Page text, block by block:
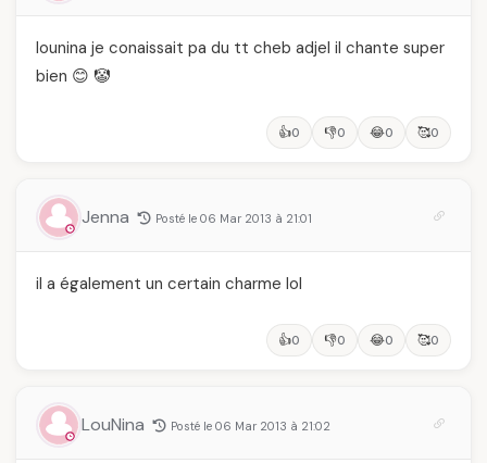
lounina je conaissait pa du tt cheb adjel il chante super
bien 😊 🤡
👍0 👎0 😂0 🥰0
Jenna Posté le 06 Mar 2013 à 21:01
il a également un certain charme lol
👍0 👎0 😂0 🥰0
LouNina Posté le 06 Mar 2013 à 21:02